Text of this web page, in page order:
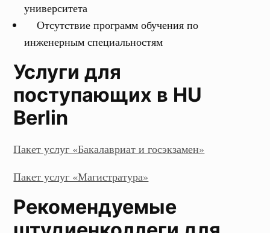
университета
Отсутствие программ обучения по
инженерным специальностям
Услуги для
поступающих в HU
Berlin
Пакет услуг «Бакалавриат и госэкзамен»
Пакет услуг «Магистратура»
Рекомендуемые